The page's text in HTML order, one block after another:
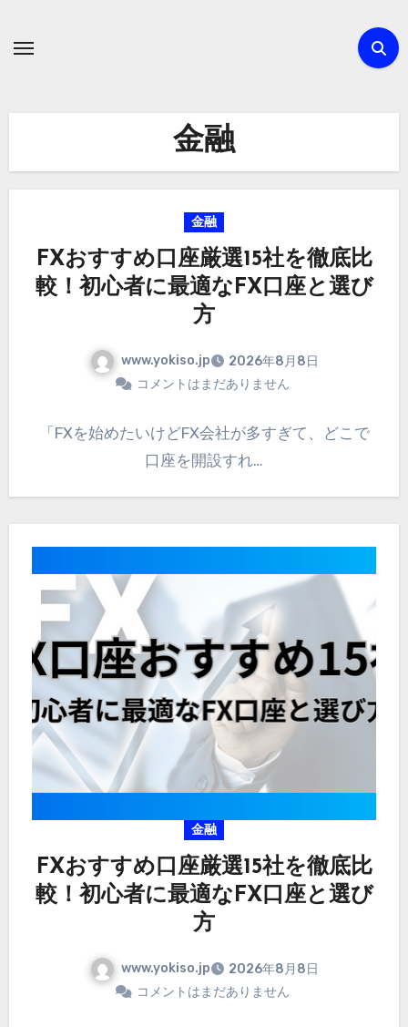
金融
金融
FXおすすめ口座厳選15社を徹底比
較！初心者に最適なFX口座と選び
方
www.yokiso.jp
2026年8月8日
コメントはまだありません
「FXを始めたいけどFX会社が多すぎて、どこで
口座を開設すれ…
金融
FXおすすめ口座厳選15社を徹底比
較！初心者に最適なFX口座と選び
方
www.yokiso.jp
2026年8月8日
コメントはまだありません